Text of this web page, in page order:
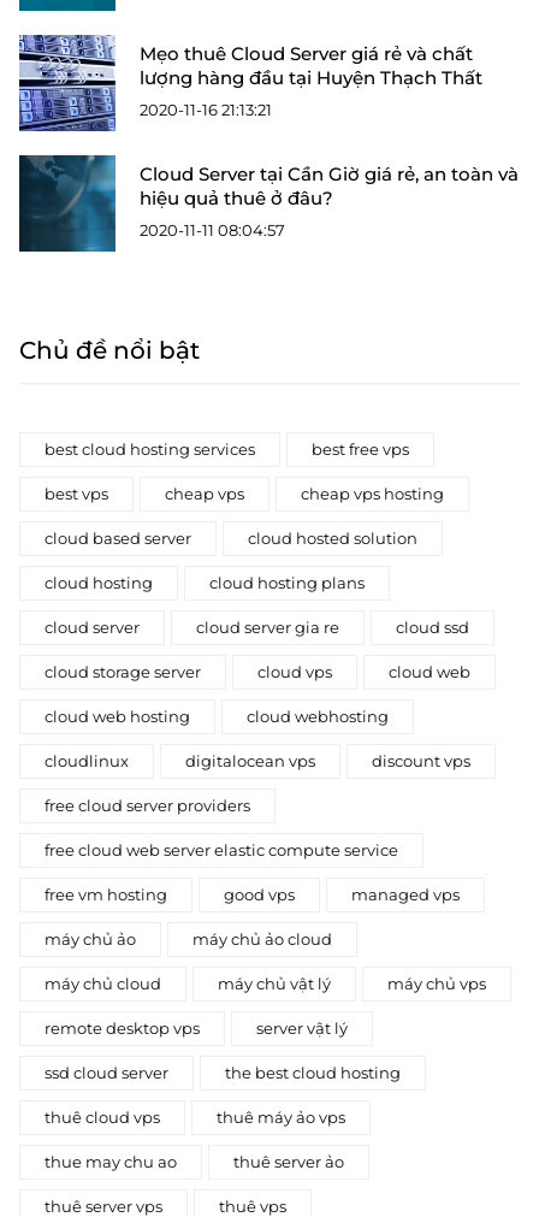
Mẹo thuê Cloud Server giá rẻ và chất
lượng hàng đầu tại Huyện Thạch Thất
2020-11-16 21:13:21
Cloud Server tại Cần Giờ giá rẻ, an toàn và
hiệu quả thuê ở đâu?
2020-11-11 08:04:57
Chủ đề nổi bật
best cloud hosting services best free vps
best vps cheap vps cheap vps hosting
cloud based server cloud hosted solution
cloud hosting cloud hosting plans
cloud server cloud server gia re cloud ssd
cloud storage server cloud vps cloud web
cloud web hosting cloud webhosting
cloudlinux digitalocean vps discount vps
free cloud server providers
free cloud web server elastic compute service
free vm hosting good vps managed vps
máy chủ ảo máy chủ ảo cloud
máy chủ cloud máy chủ vật lý máy chủ vps
remote desktop vps server vật lý
ssd cloud server the best cloud hosting
thuê cloud vps thuê máy ảo vps
thue may chu ao thuê server ảo
thuê server vps thuê vps